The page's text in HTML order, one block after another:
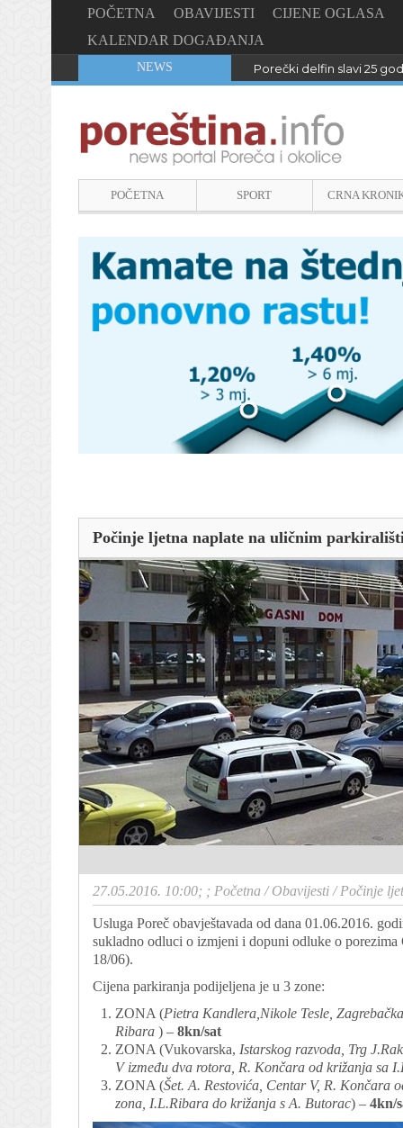
POČETNA OBAVIJESTI
CIJENE OGLASA
KALENDAR DOGAĐANJA
NEWS Porečki delfin slavi 25
POČETNA SPORT CRNA
Počinje ljetna naplate na uličnim
27.05.2016. 10:00; ; Početna /Obavijesti /Počinje
Usluga Poreč obavještavada od dana 01.06.2016.
sukladno odluci o izmjeni i dopuni odluke o
18/06).
Cijena parkiranja podijeljena je u 3 zone:
ZONA (Pietra Kandlera,Nikole Tesle,
Ribara ) – 8kn/sat
ZONA (Vukovarska, Istarskog razvoda, Trg
V između dva rotora, R. Končara od križanja sa
ZONA (Šet. A. Restovića, Centar V, R. Končara
zona, I.L.Ribara do križanja s A. Butorac) – 4kn/